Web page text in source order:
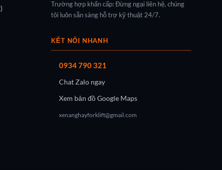
Trường hợp khẩn cấp: Đừng ngại liên hệ, chúng
tôi luôn sẵn sàng hỗ trợ kỹ thuật 24/7.
KẾT NỐI NHANH
0934 790 321
Chat Zalo ngay
Xem bản đồ Google Maps
xenanghayforklift@gmail.com